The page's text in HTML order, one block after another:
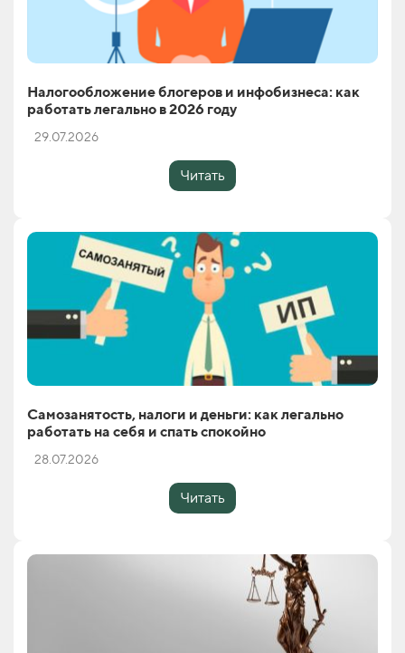
Налогообложение блогеров и инфобизнеса: как
работать легально в 2026 году
29.07.2026
Читать
Самозанятость, налоги и деньги: как легально
работать на себя и спать спокойно
28.07.2026
Читать